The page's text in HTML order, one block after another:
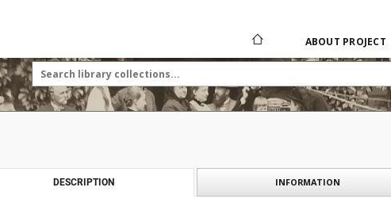
ABOUT PROJECT
DESCRIPTION INFORMATION